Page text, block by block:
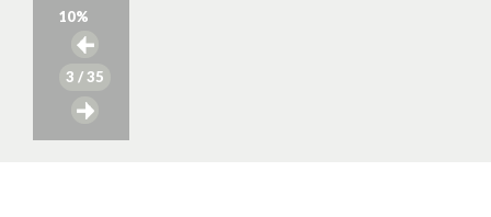
10%
3 / 35